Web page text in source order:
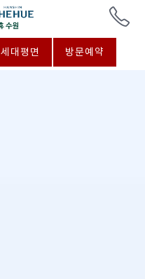
세대평면 방문예약